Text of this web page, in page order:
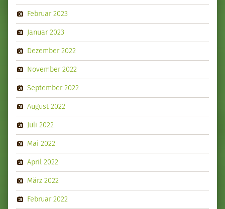
Februar 2023
Januar 2023
Dezember 2022
November 2022
September 2022
August 2022
Juli 2022
Mai 2022
April 2022
März 2022
Februar 2022